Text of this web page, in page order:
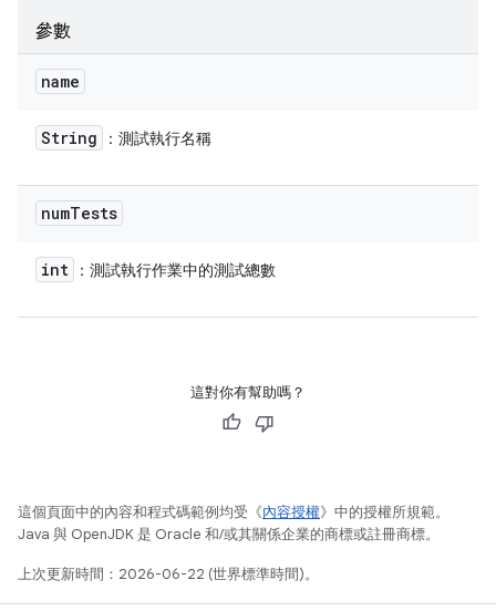
參數
name
String ：測試執行名稱
numTests
int ：測試執行作業中的測試總數
這對你有幫助嗎？
這個頁面中的內容和程式碼範例均受《內容授權》中的授權所規範。
Java 與 OpenJDK 是 Oracle 和/或其關係企業的商標或註冊商標。
上次更新時間：2026-06-22 (世界標準時間)。